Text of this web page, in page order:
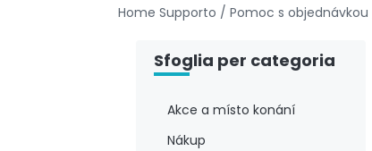
Home Supporto / Pomoc s objednávkou
Sfoglia per categoria
Akce a místo konání
Nákup